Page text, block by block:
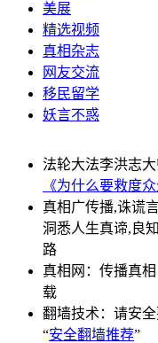
美展
精选视频
真相杂志
网友交流
移民留学
妖言不惑
法轮大法李洪志大
《为什么要救度众
真相广传播,诛谎
洞悉人生真谛,良
路
真相网：传播真
载
翻墙技术：请安
“安全翻墙推荐”